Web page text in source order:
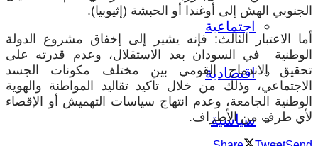
اجتماعية
اقتصادية
سياسية
الجنوبي الهش إلى أوغندا أو الحبشة (إثيوبيا).
أما الاعتبار الثالث: فإنه يشير إلى إخفاق مشروع الدولة
الوطنية في السودان بعد الاستقلال، وعدم قدرته على
تحقيق الاندماج القومي بين مختلف مكونات الجسد
الاجتماعي، وذلك من خلال تأكيد تقاليد المواطنة والهوية
الوطنية الجامعة، وعدم انتهاج سياسات التهميش أو الإقصاء
لأي طرف من الأطراف.